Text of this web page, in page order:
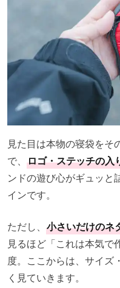
見た目は本物の寝袋をそ
で、 ロゴ・ステッチの入
ンドの遊び心がギュッと
インです。
ただし、 小さいだけのネ
見るほど「これは本気
度。ここからは、サイズ
く見ていきます。